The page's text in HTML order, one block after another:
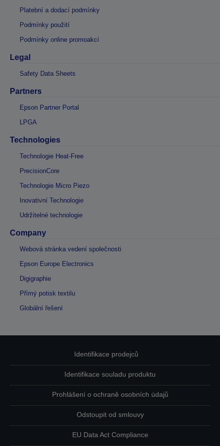
Platební a dodací podmínky
Podmínky použití
Podmínky online promoakcí
Legal
Safety Data Sheets
Partners
Epson Partner Portal
LPGA
Technologies
Technologie Heat-Free
PrecisionCore
Technologie Micro Piezo
Inovativní Technologie
Udržitelné technologie
Company
Webová stránka vedení společnosti
Epson Europe Electronics
Digigraphie
Přímý potisk textilu
Globální řešení
Identifikace prodejců
Identifikace souladu produktu
Prohlášení o ochraně osobních údajů
Odstoupit od smlouvy
EU Data Act Compliance